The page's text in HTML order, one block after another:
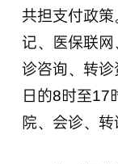
共担支付政
记、医保联
诊咨询、转
日的8时至17
院、会诊、转